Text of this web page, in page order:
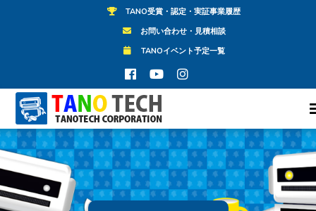
TANO受賞・認定・実証事業履歴
お問い合わせ・見積相談
TANOイベント予定一覧